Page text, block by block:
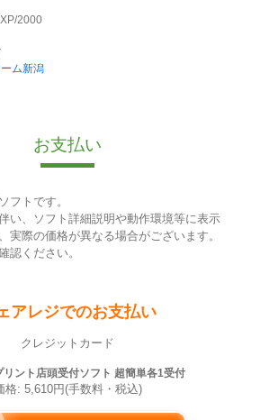
2000
ム新潟
お支払い
フトです。
い、ソフト詳細説明や動作環境等に表示
実際の価格が異なる場合がございます。
認ください。
アレジでのお支払い
クレジットカード
リント店頭受付ソフト 超簡単各1受付
格: 5,610円(手数料・税込)